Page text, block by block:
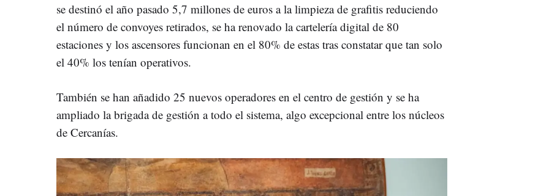
se destinó el año pasado 5,7 millones de euros a la limpieza de grafitis reduciendo
el número de convoyes retirados, se ha renovado la cartelería digital de 80
estaciones y los ascensores funcionan en el 80% de estas tras constatar que tan solo
el 40% los tenían operativos.
También se han añadido 25 nuevos operadores en el centro de gestión y se ha
ampliado la brigada de gestión a todo el sistema, algo excepcional entre los núcleos
de Cercanías.